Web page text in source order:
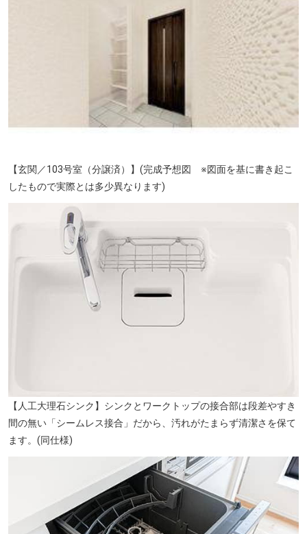
【玄関／103号室（分譲済）】(完成予想図 ※図面を基に書き起こ
したもので実際とは多少異なります)
【人工大理石シンク】シンクとワークトップの接合部は段差やすき
間の無い「シームレス接合」だから、汚れがたまらず清潔さを保て
ます。(同仕様)